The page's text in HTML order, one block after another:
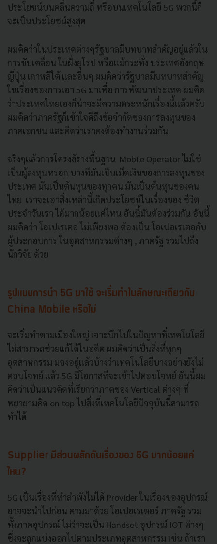
ประโยชน์บนคลื่นความถี่ หรือบนเทคโนโลยี 5G พวกนี้ก็
จะเป็นประโยชน์สูงสุด
ผมคิดว่าในประเทศต่างๆรัฐบาลมีบทบาทสำคัญอยู่แล้วใน
การขับเคลื่อน ในฝั่งยุโรป หรือแม้กระทั่ง ประเทศอังกฤษ
ญี่ปุ่น เกาหลีใต้ และอื่นๆ ผมคิดว่ารัฐบาลมีบทบาทสำคัญ
ในเรื่องของการเอา 5G มาเพื่อ การพัฒนาประเทศ ผมคิด
ว่าประเทศไทยเองก็น่าจะมีความตระหนักเรื่องนี้แล้วครับ
ผมคิดว่าภาครัฐก็เข้าใจดีถึงข้อจำกัดของการลงทุนของ
ภาคเอกชน และคิดว่าเราคงต้องทำงานร่วมกัน
จริงๆแล้วการโครงส้รางพื้นฐาน Mobile Operator ไม่ใช่
เป็นผู้ลงทุนหรอก บางทีมันเป็นเม็ดเงินของการลงทุนของ
ประเทศ มันเป็นต้นทุนของทุกคน มันเป็นต้นทุนของคน
ไทย เราจะเอาสิ่งเหล่านี้เกิดประโยชน์ในเรื่องของ ชีวิต
ประจำวันเรา ได้มากน้อยแค่ไหน อันนี้มันต้องร่วมกัน อันนี้
ผมคิดว่า โอเปเรเตอ ไม่เพียงพอ ต้องเป็น โอเปอเรเตอกับ
ผู้ประกอบการ ในอุตสาหกรรมต่างๆ , ภาครัฐ รวมไปถึง
นักวิจัย ด้วย
รูปแบบการนำ 5G มาใช้ จะเริ่มทำในลักษณะเดียวกับ
China Mobile หรือไม่
จะเริ่มทำตามเมืองใหญ่ เจาะบึกไปในปัญหาที่เทคโนโลยี
ไม่สามารถช่วยแก้ได้ในอดีต ผมคิดว่าเป็นสิ่งที่ทุกๆ
อุตสาหกรรม มองอยู่แล้วบ้างว่าเทคโนโลยีบางอย่างยังไม่
ตอบโจทย์ แล้ว 5G มีโอกาสที่จะเข้าไปตอบโจทย์ อันนี้ผม
คิดว่าเป็นแนวคิดที่เรียกว่าภาคของ Vertical ต่างๆ ที่
พยายามคิด on top ไปสิ่งที่เทคโนโลยีปัจจุบันนี้สามารถ
ทำได้
Supplier มีส่วนผลักดันเรื่องของ 5G มากน้อยแค่
ไหน?
5G เป็นเรื่องที่ทำลำพังไม่ได้ Provider ในเรื่องของอุปกรณ์
อาจจะนำไปก่อน ตามมาด้วย โอเปอเรเตอร์ ภาครัฐ รวม
ทั้งภาคอุปกรณ์ ไม่ว่าจะเป็น Handset อุปกรณ์ IOT ต่างๆ
ซึ่งจะถูกแบ่งออกไปตามประเภทอุตสาหกรรม เช่น ถ้าเรา